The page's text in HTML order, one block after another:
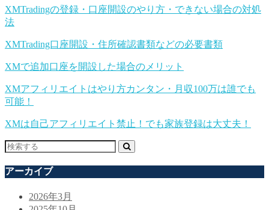
XMTradingの登録・口座開設のやり方・できない場合の対処
法
XMTrading口座開設・住所確認書類などの必要書類
XMで追加口座を開設した場合のメリット
XMアフィリエイトはやり方カンタン・月収100万は誰でも
可能！
XMは自己アフィリエイト禁止！でも家族登録は大丈夫！
アーカイブ
2026年3月